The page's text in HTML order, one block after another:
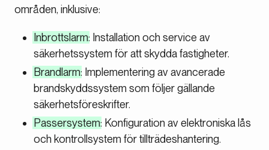
områden, inklusive:
Inbrottslarm: Installation och service av
säkerhetssystem för att skydda fastigheter.
Brandlarm: Implementering av avancerade
brandskyddssystem som följer gällande
säkerhetsföreskrifter.
Passersystem: Konfiguration av elektroniska lås
och kontrollsystem för tillträdeshantering.